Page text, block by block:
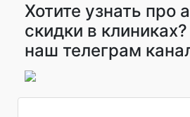
Хотите узнать про
скидки в
наш телеграм